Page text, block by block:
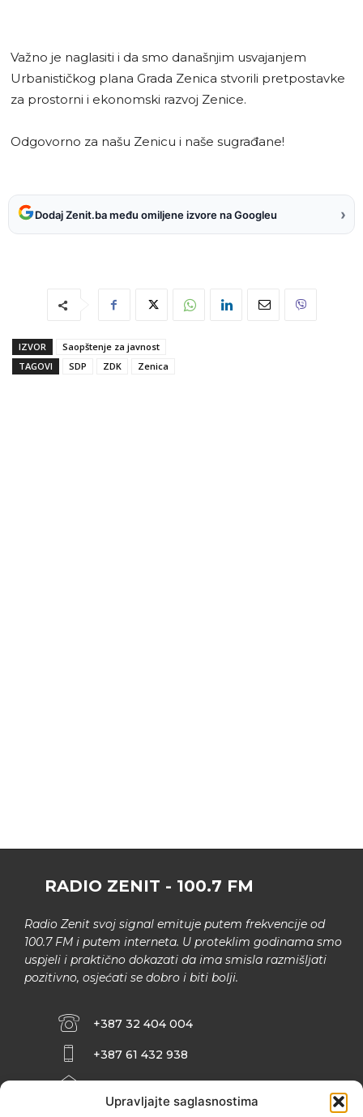
Upravljajte saglasnostima
Važno je naglasiti i da smo današnjim usvajanjem
Urbanističkog plana Grada Zenica stvorili pretpostavke
za prostorni i ekonomski razvoj Zenice.
Odgovorno za našu Zenicu i naše sugrađane!
Dodaj Zenit.ba među omiljene izvore na Googleu ›
IZVOR
Saopštenje za javnost
TAGOVI
SDP ZDK Zenica
RADIO ZENIT - 100.7 FM
Radio Zenit svoj signal emituje putem frekvencije od
100.7 FM i putem interneta. U proteklim godinama smo
uspjeli i praktično dokazati da ima smisla razmišljati
pozitivno, osjećati se dobro i biti bolji.
+387 32 404 004
+387 61 432 938
INFO@ZENIT.BA